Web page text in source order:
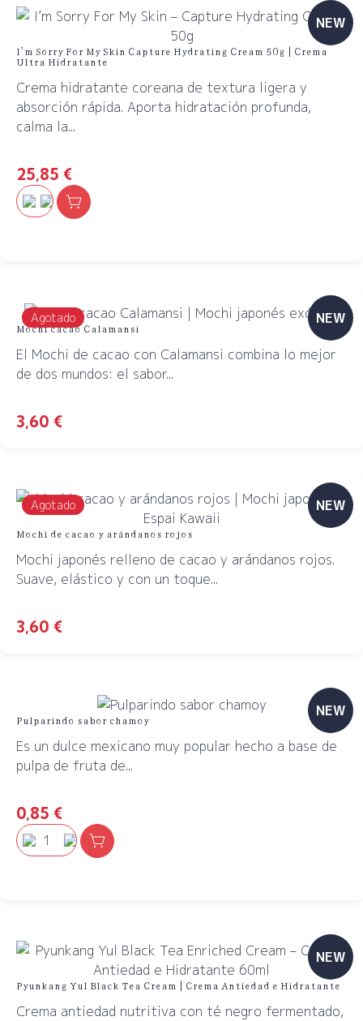
NEW
I’m Sorry For My Skin Capture Hydrating Cream 50g | Crema
Ultra Hidratante
Crema hidratante coreana de textura ligera y
absorción rápida. Aporta hidratación profunda,
calma la...
25,85 €
Agotado NEW
Mochi cacao Calamansi
El Mochi de cacao con Calamansi combina lo mejor
de dos mundos: el sabor...
3,60 €
Agotado NEW
Mochi de cacao y arándanos rojos
Mochi japonés relleno de cacao y arándanos rojos.
Suave, elástico y con un toque...
3,60 €
NEW
Pulparindo sabor chamoy
Es un dulce mexicano muy popular hecho a base de
pulpa de fruta de...
0,85 €
NEW
Pyunkang Yul Black Tea Cream | Crema Antiedad e Hidratante
Crema antiedad nutritiva con té negro fermentado,